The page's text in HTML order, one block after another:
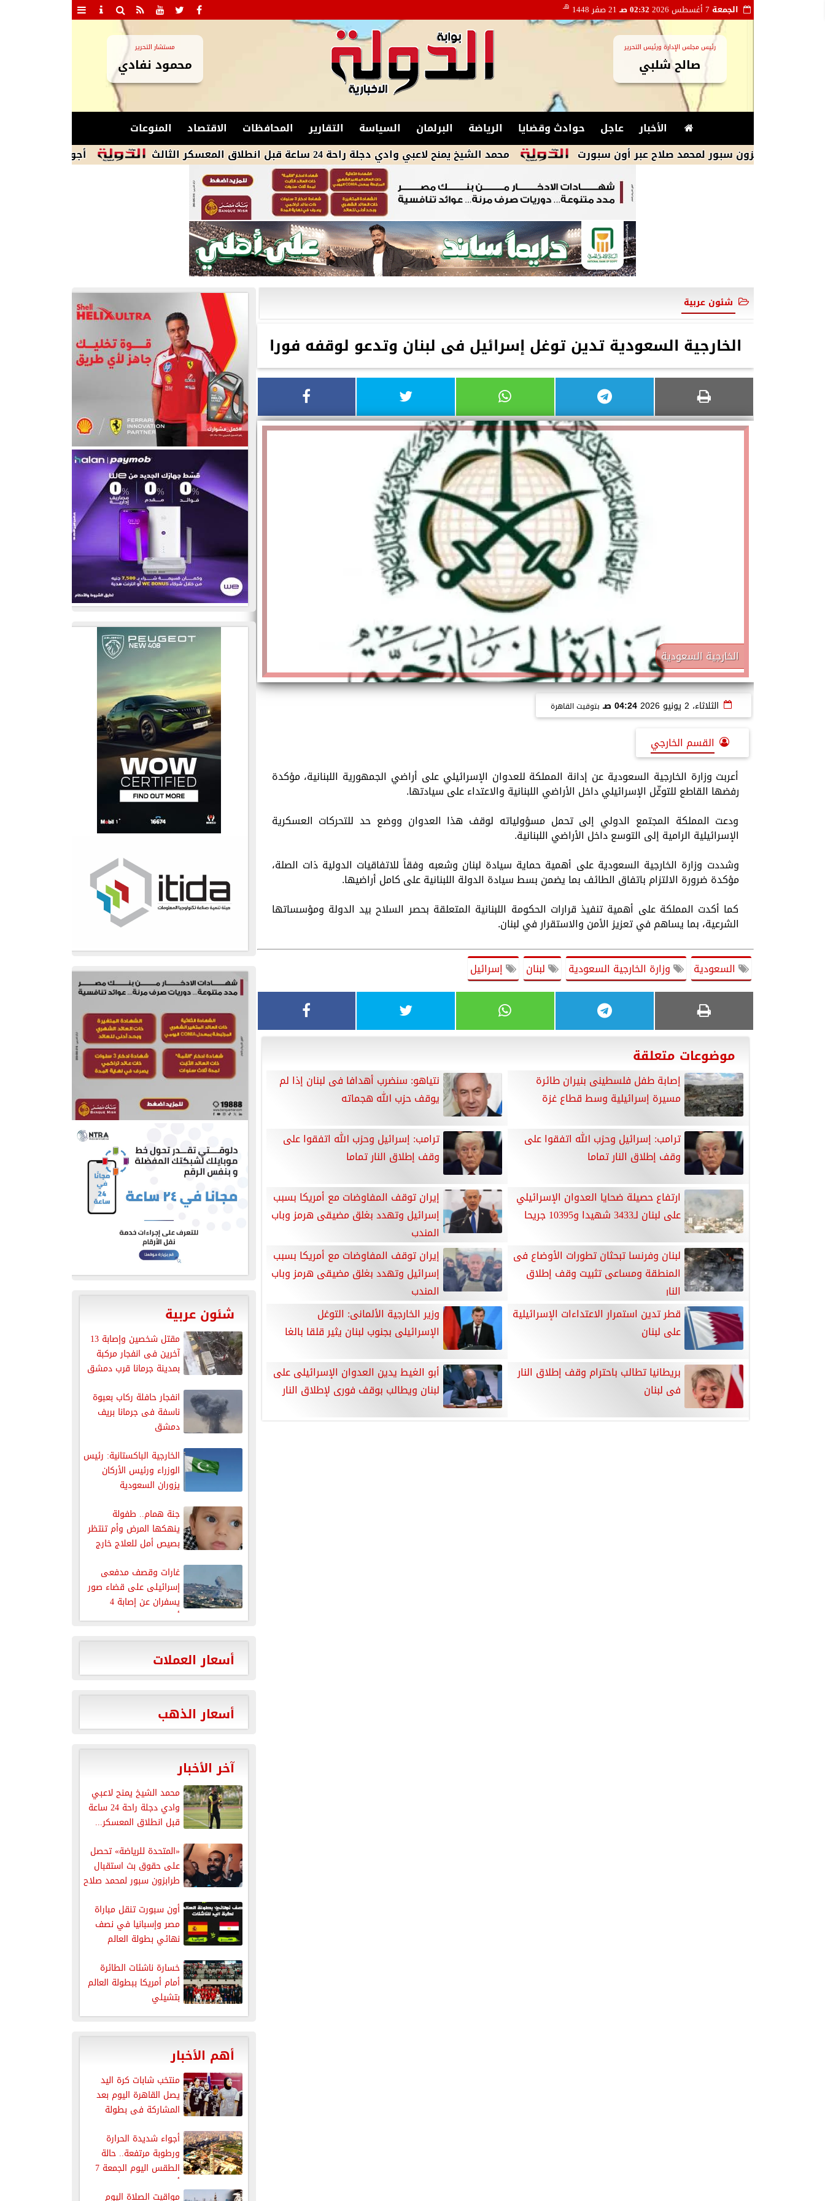
الجمعة 02:32 صـ 21 صفر 1448 هـ
رئيس مجلس الإدارة ورئيس التحرير
صالح شلبي
مستشار التحرير
محمود نفادي
الأخبار عاجل حوادث وقضايا الرياضة البرلمان السياسة التقارير المحافظات الاقتصاد
المنوعات
أجواء شديدة الحرارة ورطوبة
محمد الشيخ يمنح لاعبي وادي دجلة راحة 24 ساعة قبل انطلاق المعسكر الثالث سبور لمحمد صلاح عبر أون سبورت
شئون عربية
الخارجية السعودية تدين توغل إسرائيل فى لبنان وتدعو لوقفه فورا
الخارجية السعودية
الثلاثاء، 2 يونيو 2026 04:24 صـ بتوقيت القاهرة
القسم الخارجي
أعربت وزارة الخارجية السعودية عن إدانة المملكة للعدوان الإسرائيلي على أراضي الجمهورية اللبنانية، مؤكدة
رفضها القاطع للتوغّل الإسرائيلي داخل الأراضي اللبنانية والاعتداء على سيادتها.
ودعت المملكة المجتمع الدولي إلى تحمل مسؤولياته لوقف هذا العدوان ووضع حد للتحركات العسكرية
الإسرائيلية الرامية إلى التوسع داخل الأراضي اللبنانية.
وشددت وزارة الخارجية السعودية على أهمية حماية سيادة لبنان وشعبه وفقاً للاتفاقيات الدولية ذات الصلة،
مؤكدة ضرورة الالتزام باتفاق الطائف بما يضمن بسط سيادة الدولة اللبنانية على كامل أراضيها.
كما أكدت المملكة على أهمية تنفيذ قرارات الحكومة اللبنانية المتعلقة بحصر السلاح بيد الدولة ومؤسساتها
الشرعية، بما يساهم في تعزيز الأمن والاستقرار في لبنان.
السعودية وزارة الخارجية السعودية لبنان إسرائيل
موضوعات متعلقة
إصابة طفل فلسطينى بنيران طائرة
مسيرة إسرائيلية وسط قطاع غزة
نتياهو: سنضرب أهدافا فى لبنان إذا لم
يوقف حزب الله هجماته
ترامب: إسرائيل وحزب الله اتفقوا على
وقف إطلاق النار تماما
ترامب: إسرائيل وحزب الله اتفقوا على
وقف إطلاق النار تماما
ارتفاع حصيلة ضحايا العدوان الإسرائيلي
على لبنان لـ3433 شهيدا و10395 جريحا
إيران توقف المفاوضات مع أمريكا بسبب
إسرائيل وتهدد بغلق مضيقى هرمز وباب
المندب
لبنان وفرنسا تبحثان تطورات الأوضاع فى
المنطقة ومساعى تثبيت وقف إطلاق
النار
إيران توقف المفاوضات مع أمريكا بسبب
إسرائيل وتهدد بغلق مضيقى هرمز وباب
المندب
قطر تدين استمرار الاعتداءات الإسرائيلية
على لبنان
وزير الخارجية الألمانى: التوغل
الإسرائيلى بجنوب لبنان يثير قلقا بالغا
بريطانيا تطالب باحترام وقف إطلاق النار
فى لبنان
أبو الغيط يدين العدوان الإسرائيلى على
لبنان ويطالب بوقف فورى لإطلاق النار
شئون عربية
مقتل شخصين وإصابة 13
آخرين فى انفجار مركبة
بمدينة جرمانا قرب دمشق
انفجار حافلة ركاب بعبوة
ناسفة فى جرمانا بريف
دمشق
الخارجية الباكستانية: رئيس
الوزراء ورئيس الأركان
يزوران السعودية
جنة همام.. طفولة
ينهكها المرض وأم تنتظر
بصيص أمل للعلاج خارج
غارات وقصف مدفعى
إسرائيلى على قضاء صور
يسفران عن إصابة 4
أشخاص
أسعار العملات
أسعار الذهب
آخر الأخبار
محمد الشيخ يمنح لاعبي
وادي دجلة راحة 24 ساعة
قبل انطلاق المعسكر...
«المتحدة للرياضة» تحصل
على حقوق بث استقبال
طرابزون سبور لمحمد صلاح
أون سبورت تنقل مباراة
مصر وإسبانيا في نصف
نهائي بطولة العالم
خسارة ناشئات الطائرة
أمام أمريكا ببطولة العالم
بتشيلي
أهم الأخبار
منتخب شابات كرة اليد
يصل القاهرة اليوم بعد
المشاركة فى بطولة
أجواء شديدة الحرارة
ورطوبة مرتفعة.. حالة
الطقس اليوم الجمعة 7
أغسطس 2026
مواقيت الصلاة اليوم